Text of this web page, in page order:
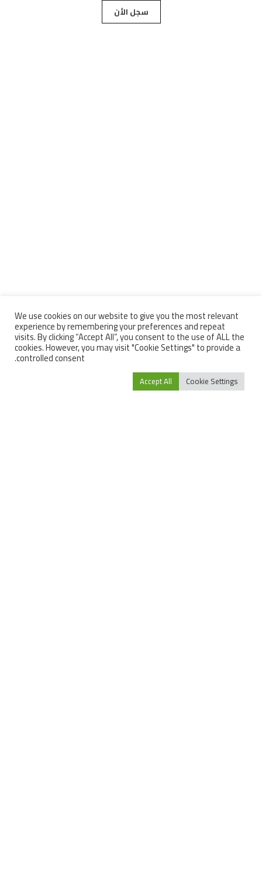
سجل الأن
We use cookies on our website to give you the most relevant
experience by remembering your preferences and repeat
visits. By clicking “Accept All”, you consent to the use of ALL the
cookies. However, you may visit "Cookie Settings" to provide a
controlled consent.
Cookie Settings
Accept All